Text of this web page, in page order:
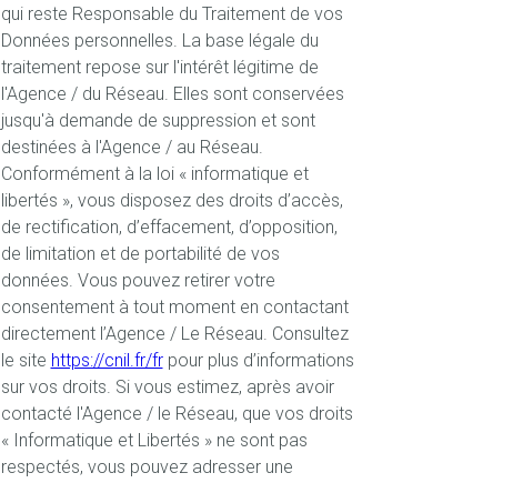
qui reste Responsable du Traitement de vos
Données personnelles. La base légale du
traitement repose sur l'intérêt légitime de
l'Agence / du Réseau. Elles sont conservées
jusqu'à demande de suppression et sont
destinées à l'Agence / au Réseau.
Conformément à la loi « informatique et
libertés », vous disposez des droits d’accès,
de rectification, d’effacement, d’opposition,
de limitation et de portabilité de vos
données. Vous pouvez retirer votre
consentement à tout moment en contactant
directement l’Agence / Le Réseau. Consultez
le site https://cnil.fr/frpour plus d’informations
sur vos droits. Si vous estimez, après avoir
contacté l'Agence / le Réseau, que vos droits
« Informatique et Libertés » ne sont pas
respectés, vous pouvez adresser une